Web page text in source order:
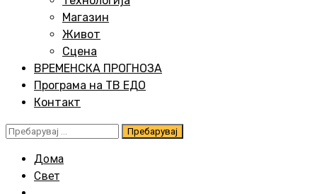
Магазин
Живот
Сцена
ВРЕМЕНСКА ПРОГНОЗА
Програма на ТВ ЕДО
Контакт
Пребарувај
Дома
Свет